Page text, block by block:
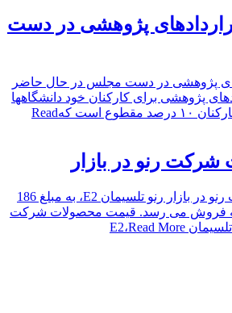
پژوهشی در دست
پژوهشی در دست مجلس در حال حاضر
پژوهشی برای کارکنان خود دانشگاهها
Read
رنو در بازار
قیمت محصولات شرکت رنو در بازار رنو تلسیمان E2، به مبلغ 186
به فروش می رسد. قیمت محصولات شرکت
Read More